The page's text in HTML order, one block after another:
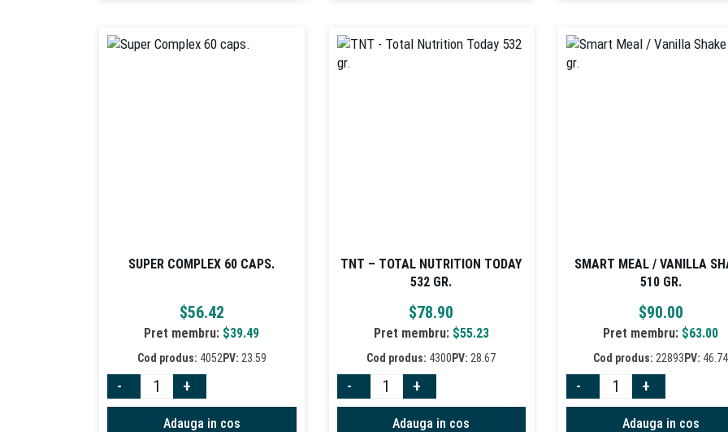
SUPER COMPLEX 60 CAPS.
$56.42
Pret membru: $39.49
Cod produs: 4052 PV: 23.59
- +
Adauga in cos
TNT – TOTAL NUTRITION TODAY
532 GR.
$78.90
Pret membru: $55.23
Cod produs: 4300 PV: 28.67
- +
Adauga in cos
SMART MEAL / VANILLA
510 GR.
$90.00
Pret membru: $63.00
Cod produs: 22893 PV: 46.74
- +
Adauga in cos